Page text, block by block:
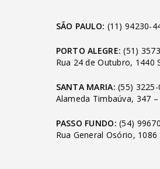
SÃO PAULO: (11) 94230-
PORTO ALEGRE: (51)
Rua 24 de Outubro, 1440
SANTA MARIA: (55) 3225-
Alameda Timbaúva, 347
PASSO FUNDO: (54)
Rua General Osório, 1086